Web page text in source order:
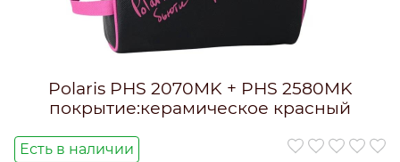
Polaris PHS 2070MK + PHS 2580MK
покрытие:керамическое красный
Есть в наличии